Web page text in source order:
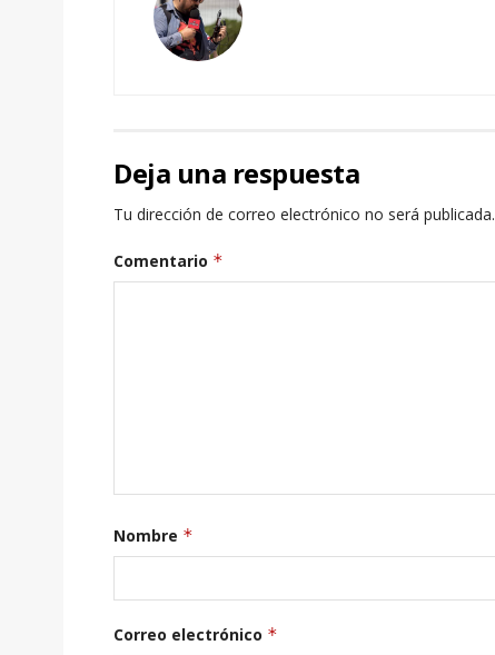
Deja una respuesta
Tu dirección de correo electrónico no será publicada.
Comentario *
Nombre *
Correo electrónico *